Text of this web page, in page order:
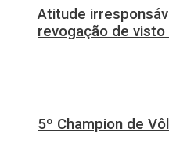
5º Champion de
Atitude
revogação de